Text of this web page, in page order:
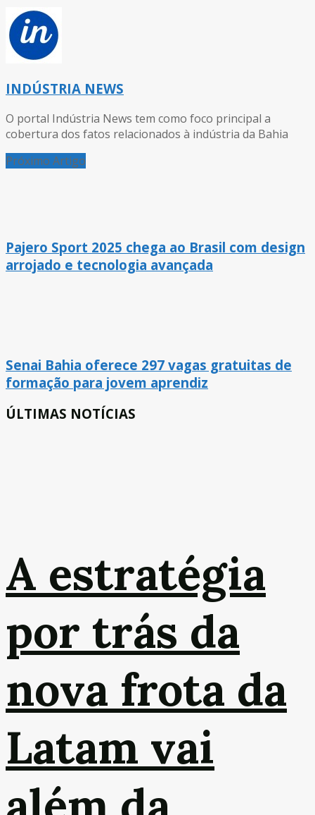
INDÚSTRIA NEWS
O portal Indústria News tem como foco principal a
cobertura dos fatos relacionados à indústria da Bahia
Próximo Artigo
Pajero Sport 2025 chega ao Brasil com design
arrojado e tecnologia avançada
Senai Bahia oferece 297 vagas gratuitas de
formação para jovem aprendiz
ÚLTIMAS NOTÍCIAS
A estratégia
por trás da
nova frota da
Latam vai